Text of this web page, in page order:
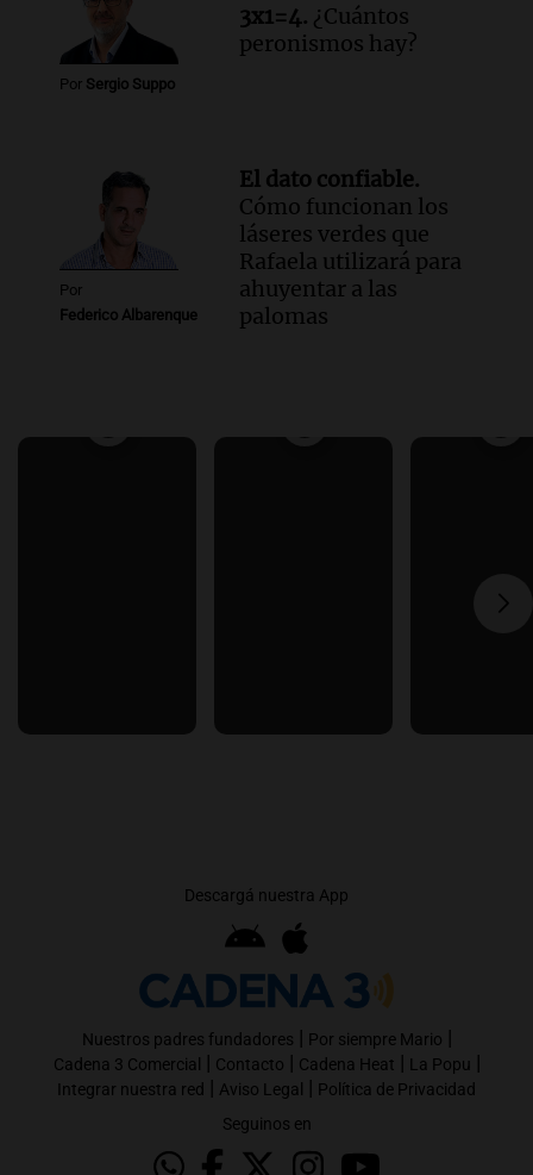
Por Sergio Suppo
3x1=4. ¿Cuántos
peronismos hay?
Por
Federico Albarenque
El dato confiable.
Cómo funcionan los
láseres verdes que
Rafaela utilizará para
ahuyentar a las
palomas
Descargá nuestra App
Nuestros padres fundadores | Por siempre Mario |
Cadena 3 Comercial | Contacto | Cadena Heat | La Popu |
Integrar nuestra red | Aviso Legal | Política de Privacidad
Seguinos en